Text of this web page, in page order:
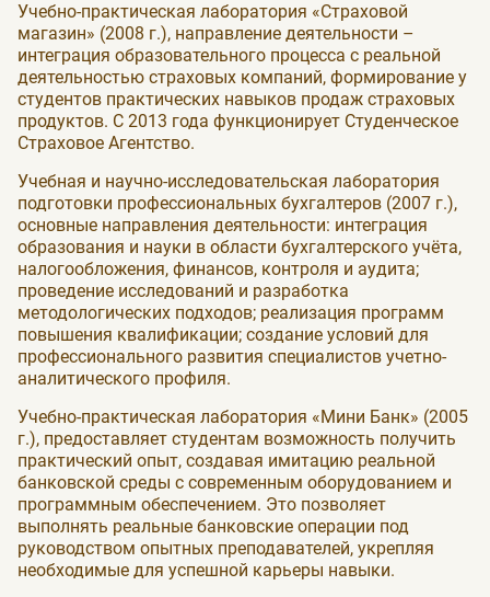
Учебно-практическая лаборатория «Страховой
магазин» (2008 г.), направление деятельности –
интеграция образовательного процесса с реальной
деятельностью страховых компаний, формирование у
студентов практических навыков продаж страховых
продуктов. С 2013 года функционирует Студенческое
Страховое Агентство.
Учебная и научно-исследовательская лаборатория
подготовки профессиональных бухгалтеров (2007 г.),
основные направления деятельности: интеграция
образования и науки в области бухгалтерского учёта,
налогообложения, финансов, контроля и аудита;
проведение исследований и разработка
методологических подходов; реализация программ
повышения квалификации; создание условий для
профессионального развития специалистов учетно-
аналитического профиля.
Учебно-практическая лаборатория «Мини Банк» (2005
г.), предоставляет студентам возможность получить
практический опыт, создавая имитацию реальной
банковской среды с современным оборудованием и
программным обеспечением. Это позволяет
выполнять реальные банковские операции под
руководством опытных преподавателей, укрепляя
необходимые для успешной карьеры навыки.